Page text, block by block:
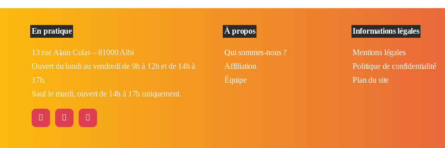
En pratique
13 rue Alain Colas – 81000 Albi
Ouvert du lundi au vendredi de 9h à 12h et de 14h à
17h.
Sauf le mardi, ouvert de 14h à 17h uniquement.
À propos
Qui sommes-nous ?
Affiliation
Équipe
Informations légales
Mentions légales
Politique de confidentialité
Plan du site